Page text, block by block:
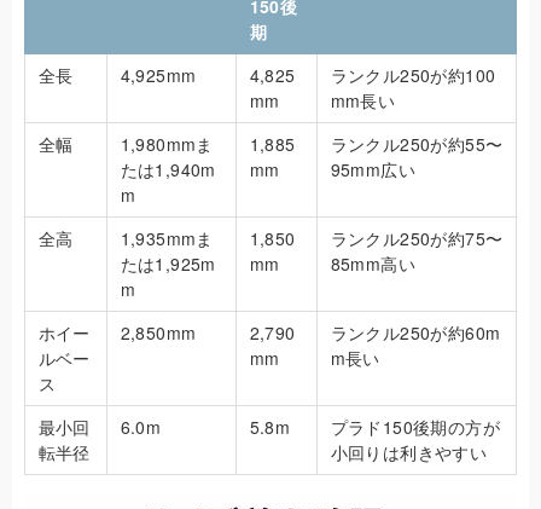
150後
期
全長
4,925mm
4,825
mm
ランクル250が約100
mm長い
全幅
1,980mmま
たは1,940m
m
1,885
mm
ランクル250が約55〜
95mm広い
全高
1,935mmま
たは1,925m
m
1,850
mm
ランクル250が約75〜
85mm高い
ホイー
ルベー
ス
2,850mm
2,790
mm
ランクル250が約60m
m長い
最小回
転半径
6.0m 5.8m
プラド150後期の方が
小回りは利きやすい